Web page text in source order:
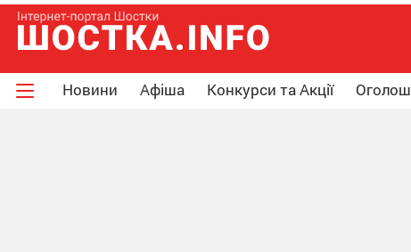
Новини Афіша Конкурси та Акції